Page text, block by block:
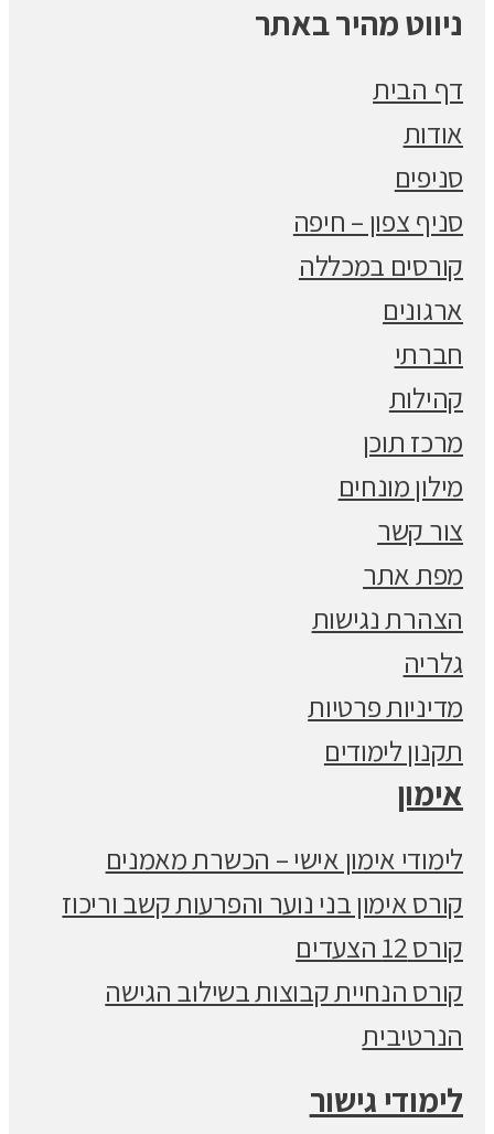
ניווט מהיר באתר
דף הבית
אודות
סניפים
סניף צפון – חיפה
קורסים במכללה
ארגונים
חברתי
קהילות
מרכז תוכן
מילון מונחים
צור קשר
מפת אתר
הצהרת נגישות
גלריה
מדיניות פרטיות
תקנון לימודים
אימון
לימודי אימון אישי – הכשרת מאמנים
קורס אימון בני נוער והפרעות קשב וריכוז
קורס 12 הצעדים
קורס הנחיית קבוצות בשילוב הגישה
הנרטיבית
לימודי גישור